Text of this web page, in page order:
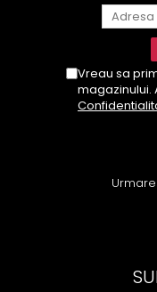
Vreau sa
magazinului.